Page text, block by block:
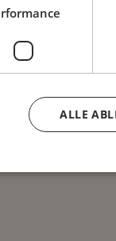
Futter trocken
zur Verfügung.
Die
Aktivität und
ALLE